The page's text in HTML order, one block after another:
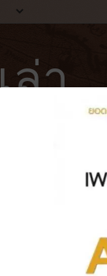
ล่า
เฟ่
.ศ. 2561